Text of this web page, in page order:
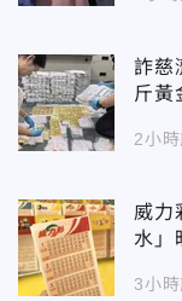
詐慈
斤黃
2小時
威力
水」
3小時